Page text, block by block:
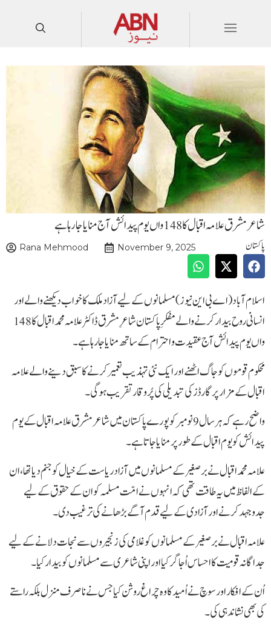
شاعر مشرق علامہ اقبال کا 148 واں یوم پیدائش آج منایا جا رہا ہے
پاکستان Rana Mehmood November 9, 2025
اسلام آباد(اے بی این نیوز)مسلمانوں کے لیے آزاد ملک کا خواب دیکھنے والے اور
انسانی روح بیدار کرنے والے مفکرِ پاکستان شاعرِ مشرق ڈاکٹر علامہ محمد اقبال کا 148
واں یوم پیدائش آج عقیدت و احترام کے ساتھ منایا جارہا ہے۔
محکوم قوموں کو جاگ اٹھنے اور ایک نئی تہذیب تعمیر کرنے کا سبق دینے والے علامہ
اقبال کے مزار پر گارڈز کی تبدیلی کی پُروقار تقریب ہوگی ۔
واضح رہے کہ ہر سال 9 نومبر کو پورے پاکستان میں شاعر مشرق علامہ اقبال کے یوم
پیدائش کو یوم اقبال کے طور پر منایا جاتا ہے۔
علامہ محمد اقبال نے برصغیر کے مسلمانوں میں آزاد ریاست کے خیال کو جنم دیا تھا، ان
کے الفاظ میں یہ طاقت تھی کہ انہوں نے امّت مسلمہ کو ان کے حقوق کے لیے
جدوجہد کرنے اور آزادی کے لیے قدم آگے بڑھانے کی ترغیب دی۔
علامہ اقبال نے برصغیر کے مسلمانوں کو غلامی کی زنجیروں سے نجات دلانے کے لیے
جداگانہ قومیت کا احساس اُجاگر کیا اور اپنی شاعری سے مسلمانوں کو بیدار کیا۔
اُن کے افکار اور سوچ نے اُمید کا وہ چراغ روشن کیا جس نے نا صرف منزل بلکہ راستے
کی بھی نشاندہی کی۔